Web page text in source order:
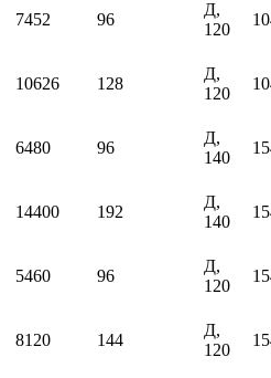
7452 96
Д,
120
10626 128
Д,
120
6480 96
Д,
140
14400 192
Д,
140
5460 96
Д,
120
8120 144
Д,
120